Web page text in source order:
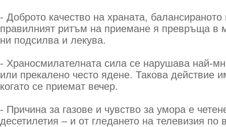
- Доброто качество на храната, балансираното
правилният ритъм на приемане я превръща в
ни подсилва и лекува.
- Храносмилателната сила се нарушава най-
или прекалено често ядене. Такова действие
когато се приемат вечер.
- Причина за газове и чувство за умора е
десетилетия – и от гледането на телевизия по